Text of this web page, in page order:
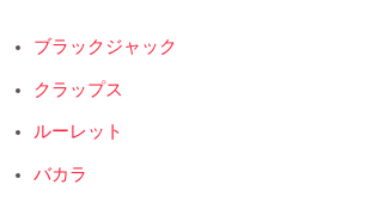
ブラックジャック
クラップス
ルーレット
バカラ